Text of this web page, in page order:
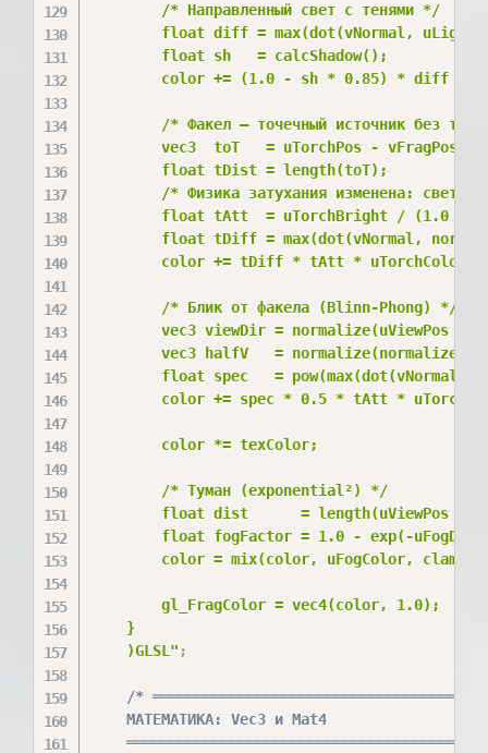
        /* Направленный свет с тенями */
float diff = max(dot(vNormal,
        float sh   = calcShadow();
color += (1.0 - sh * 0.85) * diff *
/* Факел — точечный источник без тени
        vec3  toT   = uTorchPos - vFragPos;
        float tDist = length(toT);
/* Физика затухания изменена: светит
float tAtt  = uTorchBright / (1.0 +
float tDiff = max(dot(vNormal,
        color += tDiff * tAtt * uTorchColor;
        /* Блик от факела (Blinn-Phong) */
vec3 viewDir = normalize(uViewPos -
vec3 halfV   =
float spec   = pow(max(dot(vNormal,
color += spec * 0.5 * tAtt *
        color *= texColor;
        /* Туман (exponential²) */
float dist      = length(uViewPos -
float fogFactor = 1.0 - exp(-
color = mix(color, uFogColor,
        gl_FragColor = vec4(color, 1.0);
    }
    )GLSL"
;
/*
    МАТЕМАТИКА: Vec3 и Mat4